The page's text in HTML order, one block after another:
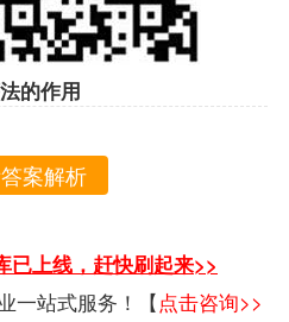
的作用
案解析
已上线，赶快刷起来>>
一站式服务！【点击咨询>>